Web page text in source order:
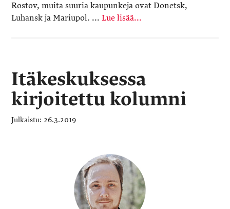
Rostov, muita suuria kaupunkeja ovat Donetsk,
Luhansk ja Mariupol. ...Lue lisää...
Itäkeskuksessa
kirjoitettu kolumni
26.3.2019